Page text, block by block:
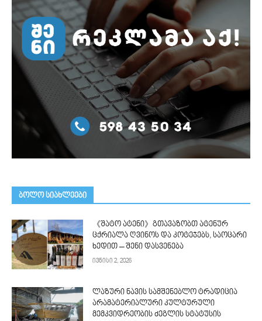
ᲑᲝᲚᲝ ᲡᲘᲐᲮᲚᲔᲔᲑᲘ
《შატო ატენი》გთავაზობთ ატენურ
ცქრიალა ღვინოს და კოტეჯებს, საოცარი
ხედით – შენი დასვენება
ივნისი 2, 2026
ლაზური ნავის სამშენებლო ტრადიცია
არამატერიალური კულტურული
მემკვიდრეობის ძეგლის სტატუსის